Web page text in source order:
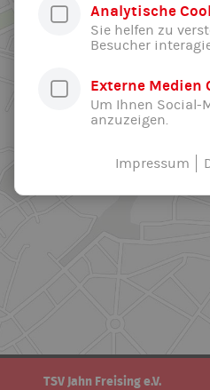
TSV Jahn Freising e.V.
Analytische
Sie helfen zu
Besucher
Externe Medien
Um Ihnen Social-
anzuzeigen.
Impressum